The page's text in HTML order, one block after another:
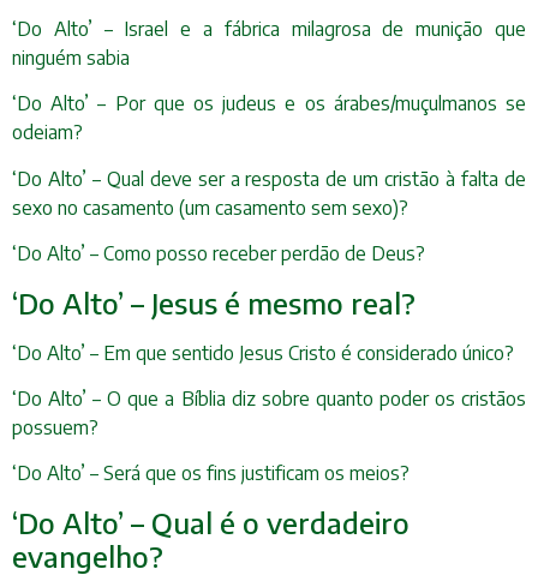
‘Do Alto’ – Israel e a fábrica milagrosa de munição que
ninguém sabia
‘Do Alto’ – Por que os judeus e os árabes/muçulmanos se
odeiam?
‘Do Alto’ – Qual deve ser a resposta de um cristão à falta de
sexo no casamento (um casamento sem sexo)?
‘Do Alto’ – Como posso receber perdão de Deus?
‘Do Alto’ – Jesus é mesmo real?
‘Do Alto’ – Em que sentido Jesus Cristo é considerado único?
‘Do Alto’ – O que a Bíblia diz sobre quanto poder os cristãos
possuem?
‘Do Alto’ – Será que os fins justificam os meios?
‘Do Alto’ – Qual é o verdadeiro
evangelho?